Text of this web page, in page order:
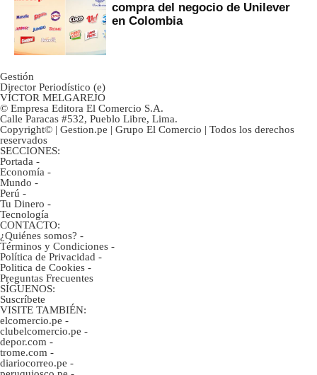
compra del negocio de Unilever
en Colombia
Gestión
Director Periodístico (e)
VÍCTOR MELGAREJO
© Empresa Editora El Comercio S.A.
Calle Paracas #532, Pueblo Libre, Lima.
Copyright© | Gestion.pe | Grupo El Comercio | Todos los derechos
reservados
SECCIONES:
Portada -
Economía -
Mundo -
Perú -
Tu Dinero -
Tecnología
CONTACTO:
¿Quiénes somos? -
Términos y Condiciones -
Política de Privacidad -
Politica de Cookies -
Preguntas Frecuentes
SÍGUENOS:
Suscríbete
VISITE TAMBIÉN:
elcomercio.pe -
clubelcomercio.pe -
depor.com -
trome.com -
diariocorreo.pe -